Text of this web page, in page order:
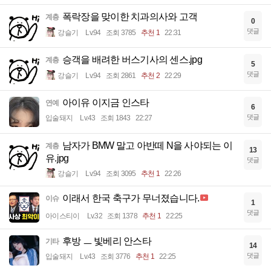
계층 폭락장을 맞이한 치과의사와 고객
강슬기 Lv.94 조회 3785 추천 1 22:31
0
댓글
계층 승객을 배려한 버스기사의 센스.jpg
강슬기 Lv.94 조회 2861 추천 2 22:29
5
댓글
연예 아이유 이지금 인스타
입술돼지 Lv.43 조회 1843 22:27
6
댓글
계층 남자가 BMW 말고 아반떼 N을 사야되는 이
유.jpg
강슬기 Lv.94 조회 3095 추천 1 22:26
13
댓글
이슈 이래서 한국 축구가 무너졌습니다.
아이스티이 Lv.32 조회 1378 추천 1 22:25
1
댓글
기타 후방 ㅡ 빛베리 안스타
입술돼지 Lv.43 조회 3776 추천 1 22:25
14
댓글